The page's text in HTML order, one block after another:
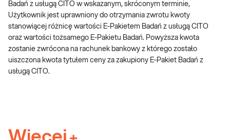
Badań z usługą CITO w wskazanym, skróconym terminie,
Użytkownik jest uprawniony do otrzymania zwrotu kwoty
stanowiącej różnicę wartości E-Pakietem Badań z usługą CITO
oraz wartości tożsamego E-Pakietu Badań. Powyższa kwota
zostanie zwrócona na rachunek bankowy z którego zostało
uiszczona kwota tytułem ceny za zakupiony E-Pakiet Badań z
usługą CITO.